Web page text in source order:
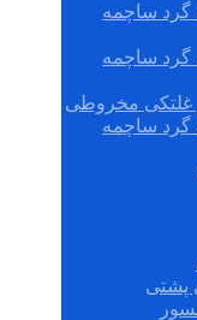
گرد ساچمه
گرد ساچمه
غلتکی مخروطی
گرد ساچمه